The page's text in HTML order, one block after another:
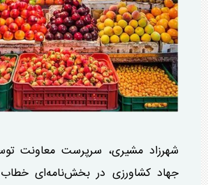
شهرزاد مشیری، سرپرست معاونت
جهاد کشاورزی در بخش‌نامه‌ای